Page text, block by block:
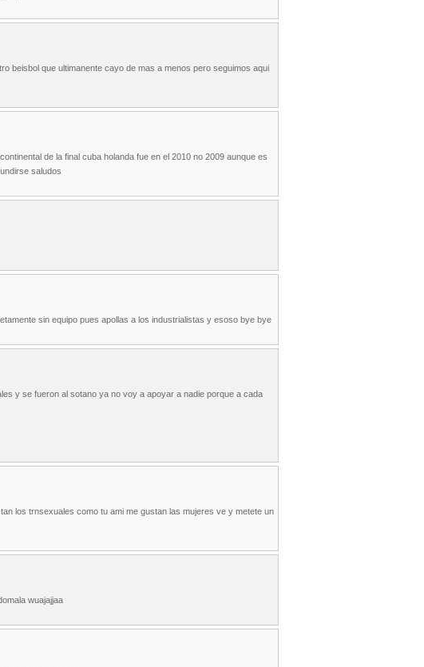
beisbol que ultimanente cayo de mas a menos pero seguimos aqui
de la final cuba holanda fue en el 2010 no 2009 aunque es
saludos
sin equipo pues apollas a los industrialistas y esoso bye bye
y se fueron al sotano ya no voy a apoyar a nadie porque a cada
los trnsexuales como tu ami me gustan las mujeres ve y metete un
wuajajjaa